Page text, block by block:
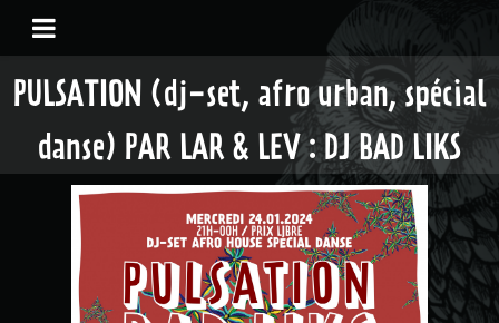
PULSATION (dj-set, afro urban, spécial
danse) PAR LAR & LEV : DJ BAD LIKS